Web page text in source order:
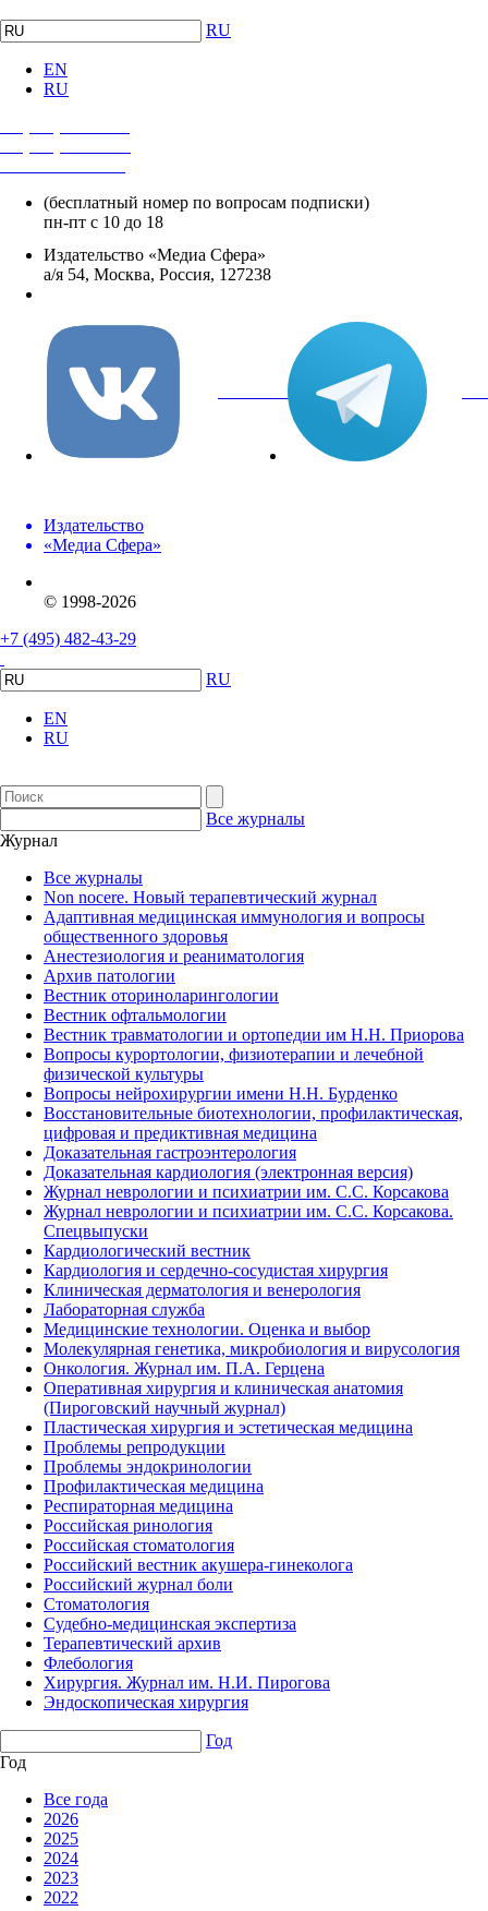
RU
EN
RU
(бесплатный номер по вопросам подписки)
пн-пт с 10 до 18
Издательство «Медиа Сфера»
а/я 54, Москва, Россия, 127238
вКонтакте
Издательство
«Медиа Сфера»
© 1998-2026
+7 (495) 482-43-29
RU
EN
RU
Все журналы
Журнал
Все журналы
Non nocere. Новый терапевтический журнал
Адаптивная медицинская иммунология и вопросы
общественного здоровья
Анестезиология и реаниматология
Архив патологии
Вестник оториноларингологии
Вестник офтальмологии
Вестник травматологии и ортопедии им Н.Н. Приорова
Вопросы курортологии, физиотерапии и лечебной
физической культуры
Вопросы нейрохирургии имени Н.Н. Бурденко
Восстановительные биотехнологии, профилактическая,
цифровая и предиктивная медицина
Доказательная гастроэнтерология
Доказательная кардиология (электронная версия)
Журнал неврологии и психиатрии им. С.С. Корсакова
Журнал неврологии и психиатрии им. С.С. Корсакова.
Спецвыпуски
Кардиологический вестник
Кардиология и сердечно-сосудистая хирургия
Клиническая дерматология и венерология
Лабораторная служба
Медицинские технологии. Оценка и выбор
Молекулярная генетика, микробиология и вирусология
Онкология. Журнал им. П.А. Герцена
Оперативная хирургия и клиническая анатомия
(Пироговский научный журнал)
Пластическая хирургия и эстетическая медицина
Проблемы репродукции
Проблемы эндокринологии
Профилактическая медицина
Респираторная медицина
Российская ринология
Российская стоматология
Российский вестник акушера-гинеколога
Российский журнал боли
Стоматология
Судебно-медицинская экспертиза
Терапевтический архив
Флебология
Хирургия. Журнал им. Н.И. Пирогова
Эндоскопическая хирургия
Год
Год
Все года
2026
2025
2024
2023
2022